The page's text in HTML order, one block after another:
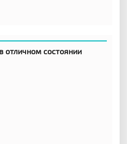
отличном состоянии